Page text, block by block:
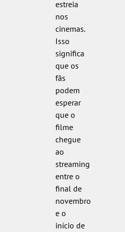
estreia
nos
cinemas.
Isso
significa
que os
fãs
podem
esperar
que o
filme
chegue
ao
streaming
entre o
final de
novembro
e o
início de